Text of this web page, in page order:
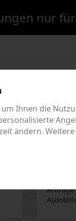
nur
Anfrage
Ihnen die
ändern.